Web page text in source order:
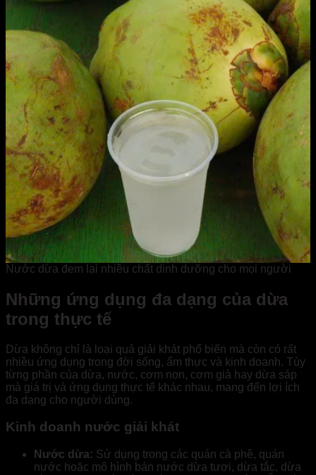
Nước dừa đem lại nhiều chất dinh dưỡng cho mọi người
Những ứng dụng đa dạng của dừa
trong thực tế
Dừa không chỉ là loại quả giải khát phổ biến mà còn có rất
nhiều ứng dụng trong đời sống, ẩm thực và kinh doanh. Tùy
từng phần của dừa, nước, cơm non, cơm già hay dừa sáp
mà giá trị và ứng dụng thực tế khác nhau, mang đến lợi ích
đa dạng cho người dùng.
Kinh doanh nước giải khát
Nước dừa: Sử dụng trong các quán cà phê, quán
nước hoặc mô hình bán nước dừa tươi, dừa tắc, dừa